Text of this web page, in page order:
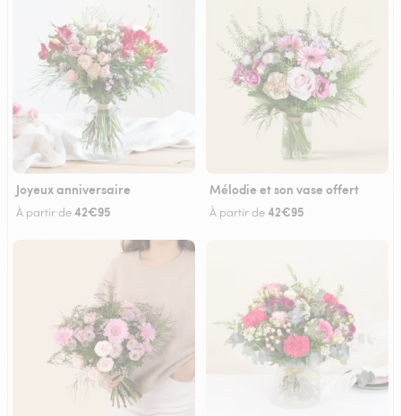
Joyeux anniversaire
À partir de42€95
Mélodie et son vase offert
À partir de42€95